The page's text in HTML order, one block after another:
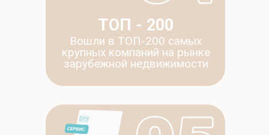
Вошли в ТОП-200 самых
крупных компаний на рынке
зарубежной недвижимости
ТОП - 200